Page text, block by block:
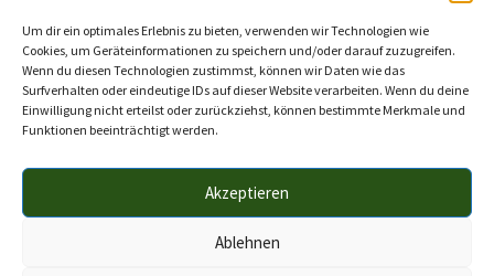
Um dir ein optimales Erlebnis zu bieten, verwenden wir Technologien wie
Cookies, um Geräteinformationen zu speichern und/oder darauf zuzugreifen.
Wenn du diesen Technologien zustimmst, können wir Daten wie das
Surfverhalten oder eindeutige IDs auf dieser Website verarbeiten. Wenn du deine
Einwilligung nicht erteilst oder zurückziehst, können bestimmte Merkmale und
Funktionen beeinträchtigt werden.
Akzeptieren
Ablehnen
Datenschutz